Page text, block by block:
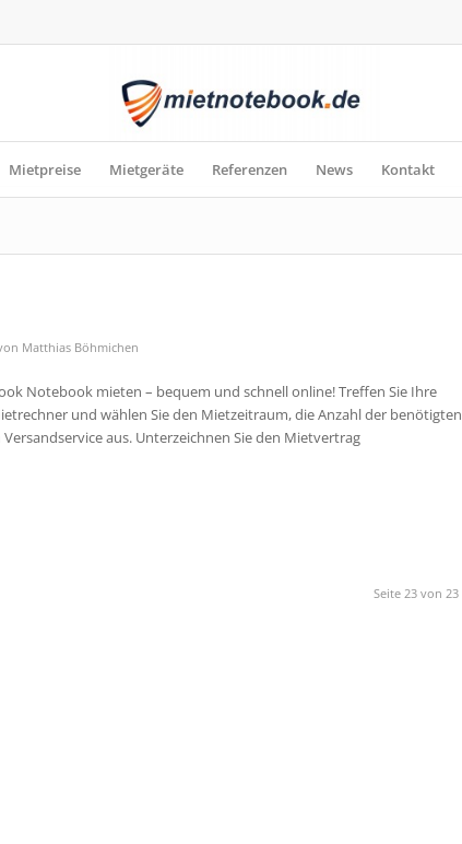
Mietpreise Mietgeräte Referenzen News Kontakt
Matthias Böhmichen
Notebook mieten – bequem und schnell online! Treffen Sie Ihre
und wählen Sie den Mietzeitraum, die Anzahl der benötigten
aus. Unterzeichnen Sie den Mietvertrag
Seite 23 von 23